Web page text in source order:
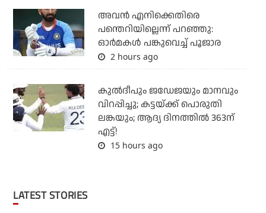
അവന്‍ എനിക്കെതിരെ
പന്തെറിയില്ലെന്ന് പറഞ്ഞു:
ഓര്‍മകള്‍ പങ്കുവെച്ച് പൂജാര
2 hours ago
കുല്‍ദീപും ജഡേജയും മാനവും
വിറപ്പിച്ചു; കട്ടയ്ക്ക് പൊരുതി
ലങ്കയും; ആദ്യ ദിനത്തില്‍ 363ന്
എട്ട്!
15 hours ago
LATEST STORIES